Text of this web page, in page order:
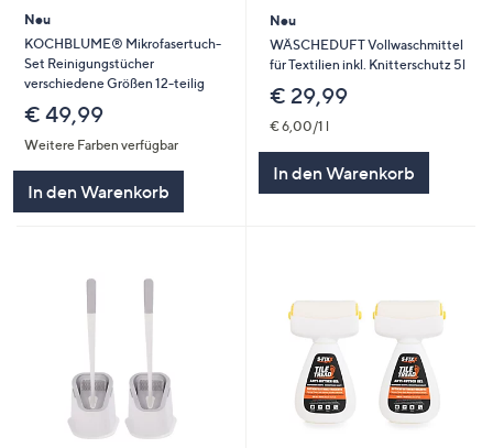
Neu
KOCHBLUME® Mikrofasertuch-
Set Reinigungstücher
verschiedene Größen 12-teilig
€ 49,99
Weitere Farben verfügbar
In den Warenkorb
Neu
WÄSCHEDUFT Vollwaschmittel
für Textilien inkl. Knitterschutz 5l
€ 29,99
€ 6,00/1 l
In den Warenkorb